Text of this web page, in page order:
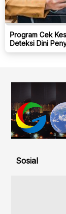
Program Cek
Deteksi Dini
Sosial